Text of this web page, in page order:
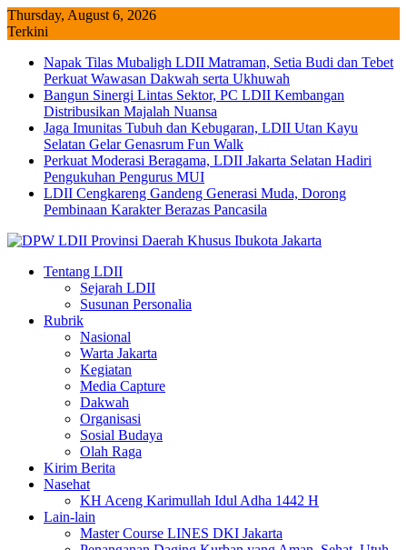
Skip
to
Thursday, August 6, 2026
Terkini
Napak Tilas Mubaligh LDII Matraman, Setia Budi dan Tebet
Perkuat Wawasan Dakwah serta Ukhuwah
Bangun Sinergi Lintas Sektor, PC LDII Kembangan
Distribusikan Majalah Nuansa
Jaga Imunitas Tubuh dan Kebugaran, LDII Utan Kayu
Selatan Gelar Genasrum Fun Walk
Perkuat Moderasi Beragama, LDII Jakarta Selatan Hadiri
Pengukuhan Pengurus MUI
LDII Cengkareng Gandeng Generasi Muda, Dorong
Pembinaan Karakter Berazas Pancasila
Tentang LDII
Sejarah LDII
Susunan Personalia
Rubrik
Nasional
Warta Jakarta
Kegiatan
Media Capture
Dakwah
Organisasi
Sosial Budaya
Olah Raga
Kirim Berita
Nasehat
KH Aceng Karimullah Idul Adha 1442 H
Lain-lain
Master Course LINES DKI Jakarta